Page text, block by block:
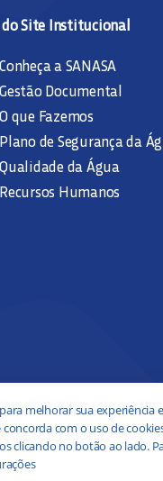
do Site Institucional
Conheça a SANASA
Gestão Documental
O que Fazemos
Plano de Segurança da
Qualidade da Água
Recursos Humanos
melhorar sua experiência
com o uso de
clicando no botão ao lado.